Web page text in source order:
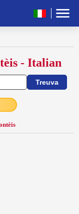
- Italian